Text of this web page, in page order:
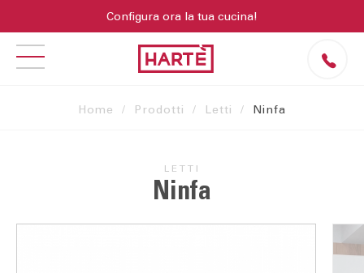
Configura ora la tua cucina!
Home Prodotti Letti Ninfa
LETTI
Ninfa